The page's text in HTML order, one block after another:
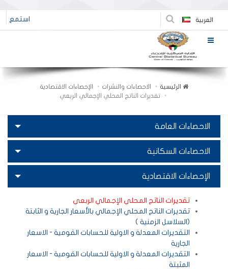
العربية استمع
الرئيسية الاحصاءات والنشرات
الإحصاءات الاقتصادية
تقديرات الناتج المحلي الإجمالي الربعي
الاحصاءات العامة
الاحصاءات السكانية
الإحصاءات الاقتصادية
تقديرات الناتج المحلي الإجمالي الربعي
تقديرات الناتج المحلي الإجمالي بالأسعار الجارية و الثابتة
(السلاسل الزمنية )
التقديرات المعدلة و الاولية للحسابات القومية - الاسعار
الجارية
التقديرات المعدلة و الاولية للحسابات القومية - الاسعار
المثبتة